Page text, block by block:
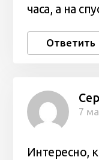
часа, а на
Ответить
7
Интересно,